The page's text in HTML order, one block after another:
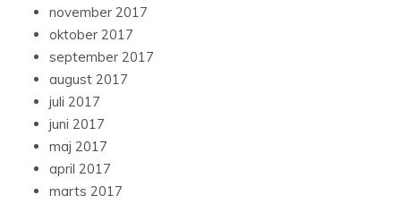
november 2017
oktober 2017
september 2017
august 2017
juli 2017
juni 2017
maj 2017
april 2017
marts 2017